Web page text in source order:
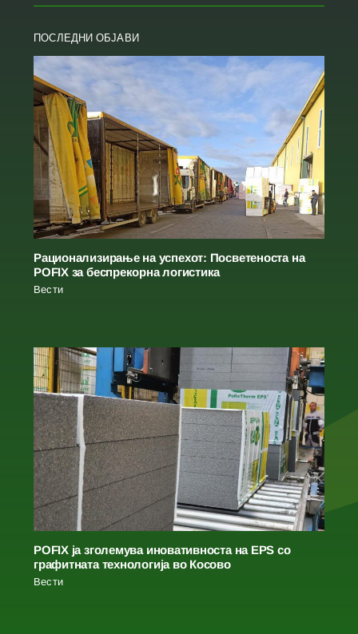
ПОСЛЕДНИ ОБЈАВИ
Рационализирање на успехот: Посветеноста на
POFIX за беспрекорна логистика
Вести
POFIX ја зголемува иновативноста на EPS со
графитната технологија во Косово
Вести